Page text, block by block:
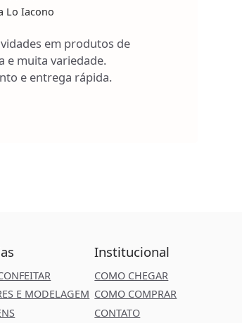
Lo Iacono
em produtos de
e muita variedade.
e entrega rápida.
E MODELAGEM
Institucional
COMO CHEGAR
COMO COMPRAR
CONTATO